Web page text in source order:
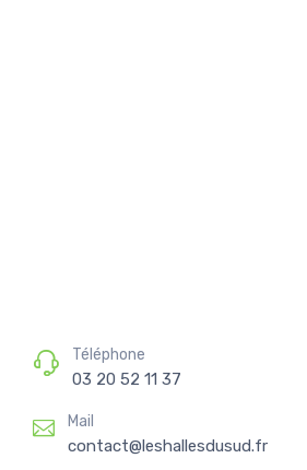
Téléphone
03 20 52 11 37
Mail
contact@leshallesdusud.fr